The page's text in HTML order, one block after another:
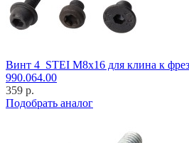
Винт 4_STEI M8x16 для клина к
990.064.00
359 р.
Подобрать аналог